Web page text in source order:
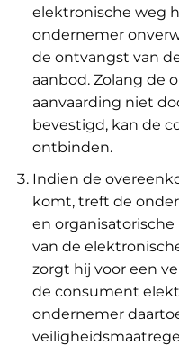
elektronische weg
ondernemer
de ontvangst van
aanbod. Zolang de
aanvaarding niet
bevestigd, kan de
ontbinden.
Indien de
komt, treft de
en
van de
zorgt hij voor een
de consument
ondernemer